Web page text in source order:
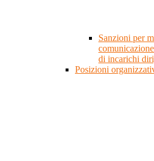
Sanzioni per
di incarichi
Posizioni